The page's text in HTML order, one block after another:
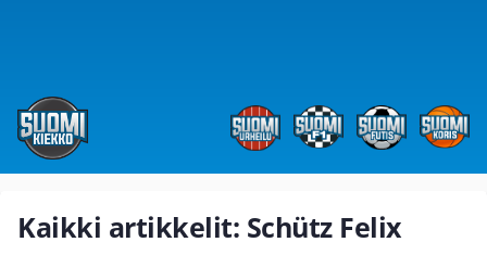
Kaikki artikkelit: Schütz Felix